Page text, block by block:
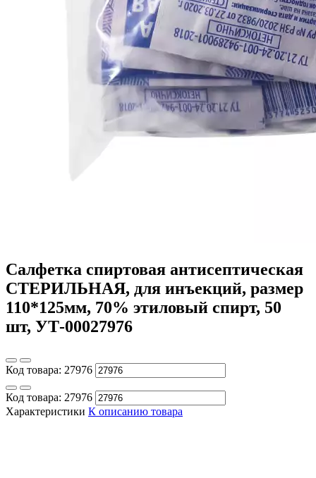
Салфетка спиртовая антисептическая
СТЕРИЛЬНАЯ, для инъекций, размер
110*125мм, 70% этиловый спирт, 50
шт, УТ-00027976
Код товара: 27976
Код товара: 27976
Характеристики К описанию товара